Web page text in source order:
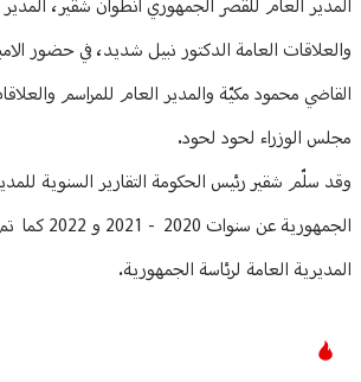
المدير العام للقصر الجمهوري انطوان شقير،
والعلاقات العامة الدكتور نبيل شديد، في حضور
القاضي محمود مكيّة والمدير العام للمراسم
مجلس الوزراء لحود لحود.
وقد سلّم شقير رئيس الحكومة التقارير السنوية
الجمهورية عن
المديرية العامة لرئاسة الجمهورية.